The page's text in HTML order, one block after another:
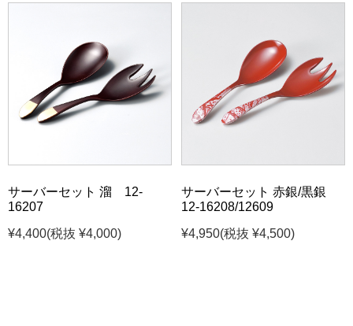
サーバーセット 溜 12-
16207
¥4,400(税抜 ¥4,000)
サーバーセット 赤銀/黒銀
12-16208/12609
¥4,950(税抜 ¥4,500)